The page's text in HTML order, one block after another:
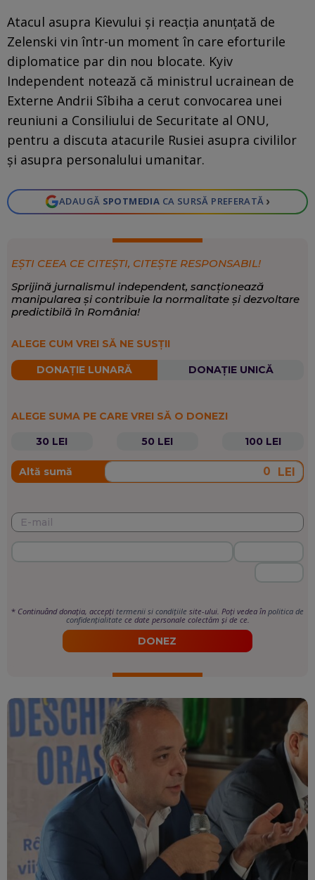
Atacul asupra Kievului și reacția anunțată de
Zelenski vin într-un moment în care eforturile
diplomatice par din nou blocate. Kyiv
Independent notează că ministrul ucrainean de
Externe Andrii Sîbiha a cerut convocarea unei
reuniuni a Consiliului de Securitate al ONU,
pentru a discuta atacurile Rusiei asupra civililor
și asupra personalului umanitar.
ADAUGĂ SPOTMEDIA CA SURSĂ PREFERATĂ ›
EȘTI CEEA CE CITEȘTI, CITEȘTE RESPONSABIL!
Sprijină jurnalismul independent, sancționează
manipularea și contribuie la normalitate și dezvoltare
predictibilă în România!
ALEGE CUM VREI SĂ NE SUSȚII
DONAȚIE LUNARĂ DONAȚIE UNICĂ
ALEGE SUMA PE CARE VREI SĂ O DONEZI
30 LEI
50 LEI 100 LEI
Altă sumă LEI
* Continuând donația, accepți termenii si condițiile site-ului. Poți vedea în politica de
confidențialitate ce date personale colectăm și de ce.
DONEZ